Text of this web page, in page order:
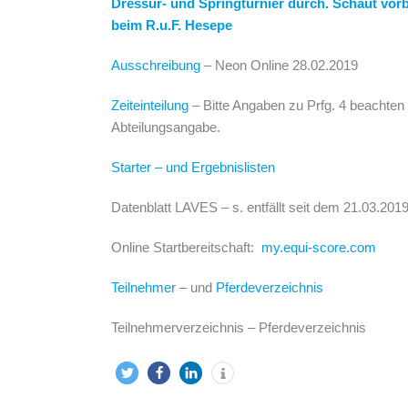
Dressur- und Springturnier durch. Schaut
beim R.u.F. Hesepe
Ausschreibung – Neon Online 28.02.2019
Zeiteinteilung – Bitte Angaben zu Prfg. 4 beachten
Abteilungsangabe.
Starter – und Ergebnislisten
Datenblatt LAVES – s. entfällt seit dem 21.03.2019
Online Startbereitschaft: my.equi-score.com
Teilnehmer – und Pferdeverzeichnis
Teilnehmerverzeichnis – Pferdeverzeichnis